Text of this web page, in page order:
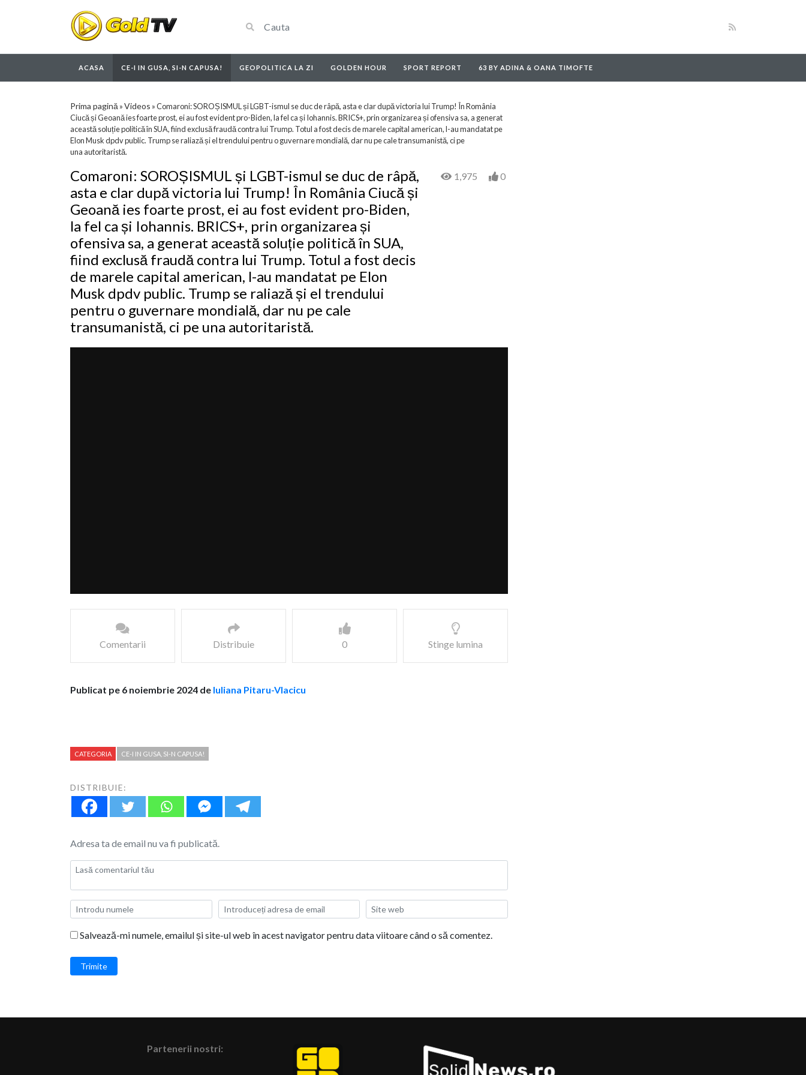
ACASA CE-I IN GUSA, SI-N CAPUSA! GEOPOLITICA LA ZI GOLDEN HOUR SPORT REPORT 63 BY ADINA & OANA TIMOFTE
Prima pagină »Videos »Comaroni: SOROȘISMUL și LGBT-ismul se duc de râpă, asta e clar după victoria lui Trump! În România
Ciucă și Geoană ies foarte prost, ei au fost evident pro-Biden, la fel ca și Iohannis. BRICS+, prin organizarea și ofensiva sa, a generat
această soluție politică în SUA, fiind exclusă fraudă contra lui Trump. Totul a fost decis de marele capital american, l-au mandatat pe
Elon Musk dpdv public. Trump se raliază și el trendului pentru o guvernare mondială, dar nu pe cale transumanistă, ci pe
una autoritaristă.
Comaroni: SOROȘISMUL și LGBT-ismul se duc de râpă,
asta e clar după victoria lui Trump! În România Ciucă și
Geoană ies foarte prost, ei au fost evident pro-Biden,
la fel ca și Iohannis. BRICS+, prin organizarea și
ofensiva sa, a generat această soluție politică în SUA,
fiind exclusă fraudă contra lui Trump. Totul a fost decis
de marele capital american, l-au mandatat pe Elon
Musk dpdv public. Trump se raliază și el trendului
pentru o guvernare mondială, dar nu pe cale
transumanistă, ci pe una autoritaristă.
1,975 0
Comentarii Distribuie 0 Stinge lumina
Publicat pe 6 noiembrie 2024 de Iuliana Pitaru-Vlacicu
CATEGORIA CE-I IN GUSA, SI-N CAPUSA!
DISTRIBUIE:
Adresa ta de email nu va fi publicată.
Salvează-mi numele, emailul și site-ul web în acest navigator pentru data viitoare când o să comentez.
Trimite
Partenerii nostri: